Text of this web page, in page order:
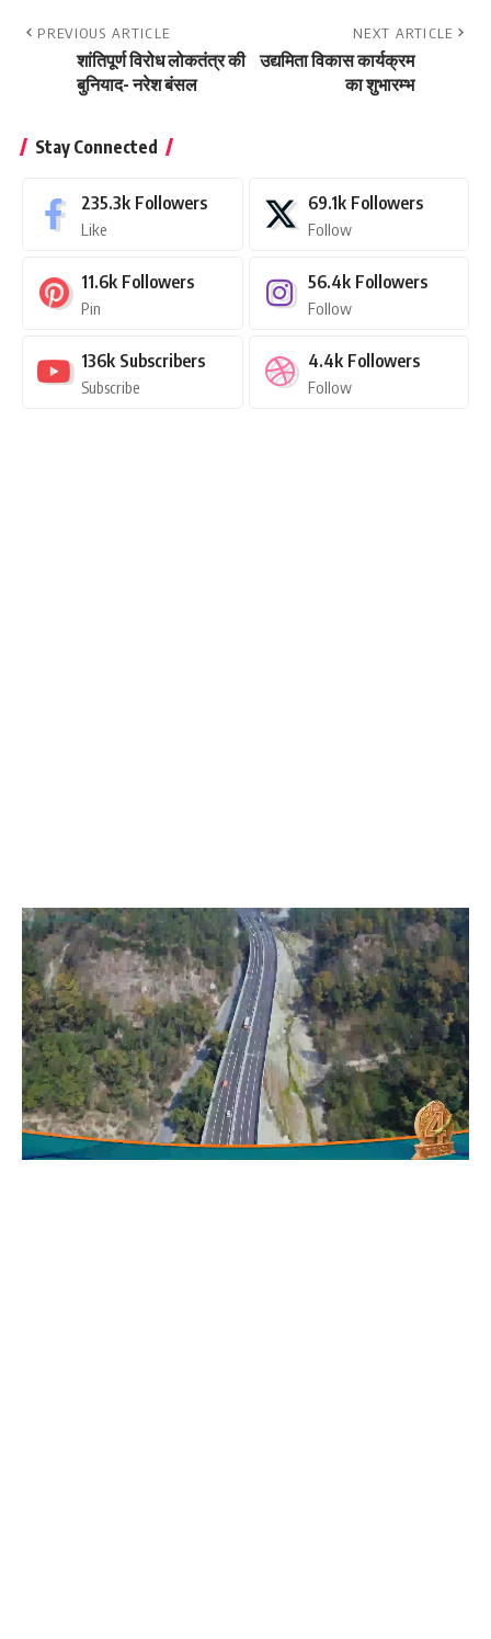
PREVIOUS ARTICLE
शांतिपूर्ण विरोध लोकतंत्र की
बुनियाद- नरेश बंसल
NEXT ARTICLE
उद्यमिता विकास कार्यक्रम
का शुभारम्भ
Stay Connected
235.3k Followers
Like
69.1k Followers
Follow
11.6k Followers
Pin
56.4k Followers
Follow
136k Subscribers
Subscribe
4.4k Followers
Follow